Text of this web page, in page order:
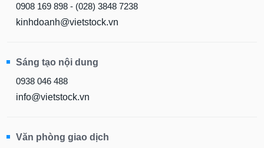
0908 169 898 - (028) 3848 7238
kinhdoanh@vietstock.vn
Sáng tạo nội dung
0938 046 488
info@vietstock.vn
Văn phòng giao dịch
tạo
Sách
chính
Công